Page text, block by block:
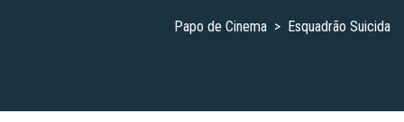
Papo de Cinema > Esquadrão Suicida